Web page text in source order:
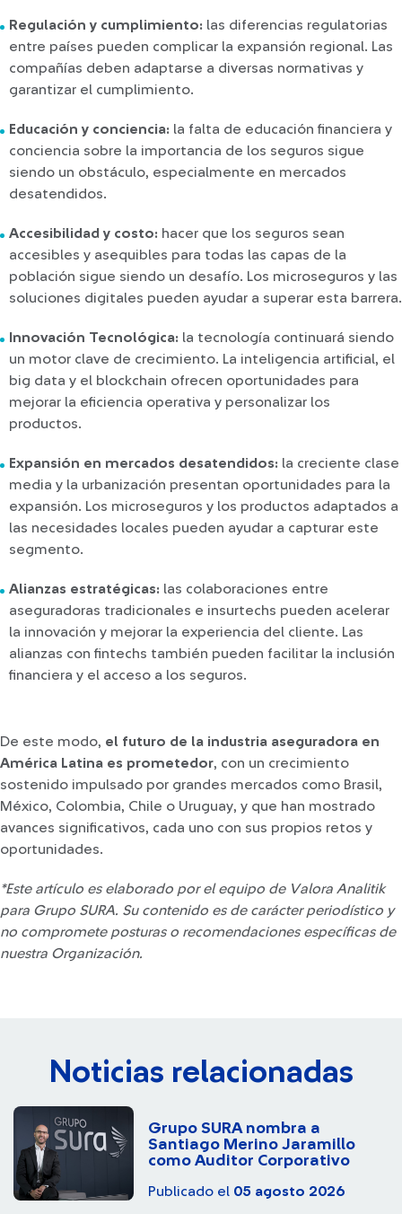
Regulación y cumplimiento: las diferencias regulatorias
entre países pueden complicar la expansión regional. Las
compañías deben adaptarse a diversas normativas y
garantizar el cumplimiento.
Educación y conciencia: la falta de educación financiera y
conciencia sobre la importancia de los seguros sigue
siendo un obstáculo, especialmente en mercados
desatendidos.
Accesibilidad y costo: hacer que los seguros sean
accesibles y asequibles para todas las capas de la
población sigue siendo un desafío. Los microseguros y las
soluciones digitales pueden ayudar a superar esta barrera.
Innovación Tecnológica: la tecnología continuará siendo
un motor clave de crecimiento. La inteligencia artificial, el
big data y el blockchain ofrecen oportunidades para
mejorar la eficiencia operativa y personalizar los
productos.
Expansión en mercados desatendidos: la creciente clase
media y la urbanización presentan oportunidades para la
expansión. Los microseguros y los productos adaptados a
las necesidades locales pueden ayudar a capturar este
segmento.
Alianzas estratégicas: las colaboraciones entre
aseguradoras tradicionales e insurtechs pueden acelerar
la innovación y mejorar la experiencia del cliente. Las
alianzas con fintechs también pueden facilitar la inclusión
financiera y el acceso a los seguros.
De este modo, el futuro de la industria aseguradora en
América Latina es prometedor, con un crecimiento
sostenido impulsado por grandes mercados como Brasil,
México, Colombia, Chile o Uruguay, y que han mostrado
avances significativos, cada uno con sus propios retos y
oportunidades.
*Este artículo es elaborado por el equipo de Valora Analitik
para Grupo SURA. Su contenido es de carácter periodístico y
no compromete posturas o recomendaciones específicas de
nuestra Organización.
Noticias relacionadas
Grupo SURA nombra a
Santiago Merino Jaramillo
como Auditor Corporativo
Publicado el 05 agosto 2026